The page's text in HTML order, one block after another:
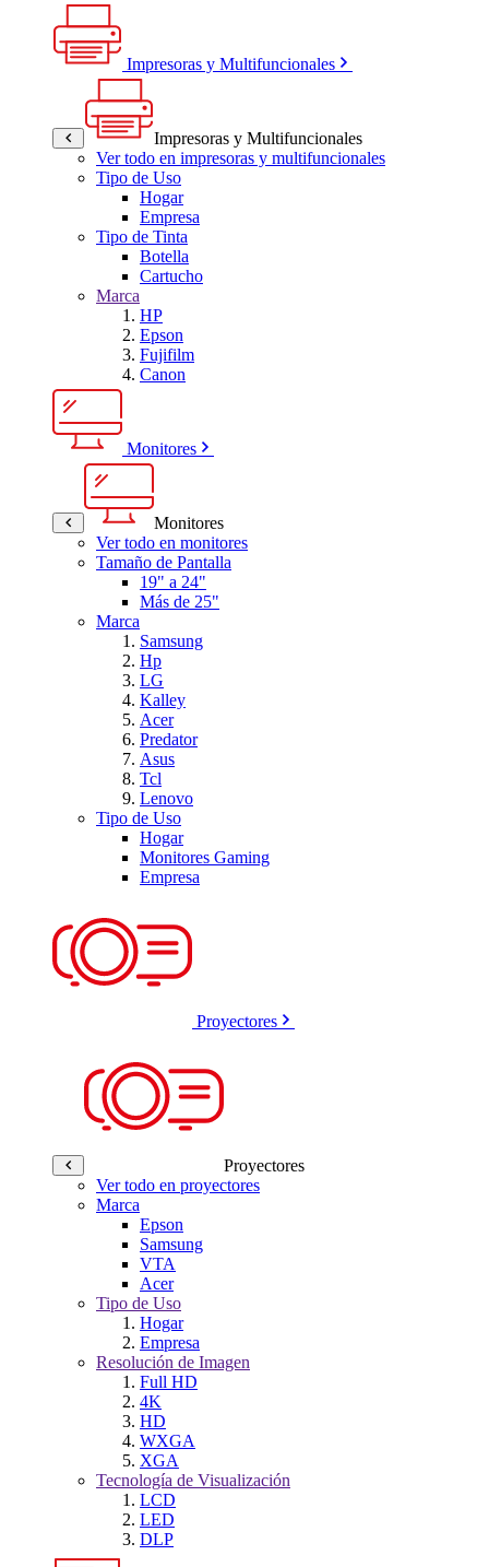
Impresoras y Multifuncionales
Impresoras y Multifuncionales
Ver todo en impresoras y multifuncionales
Tipo de Uso
Hogar
Empresa
Tipo de Tinta
Botella
Cartucho
Marca
HP
Epson
Fujifilm
Canon
Monitores
Monitores
Ver todo en monitores
Tamaño de Pantalla
19" a 24"
Más de 25"
Marca
Samsung
Hp
LG
Kalley
Acer
Predator
Asus
Tcl
Lenovo
Tipo de Uso
Hogar
Monitores Gaming
Empresa
Proyectores
Proyectores
Ver todo en proyectores
Marca
Epson
Samsung
VTA
Acer
Tipo de Uso
Hogar
Empresa
Resolución de Imagen
Full HD
4K
HD
WXGA
XGA
Tecnología de Visualización
LCD
LED
DLP